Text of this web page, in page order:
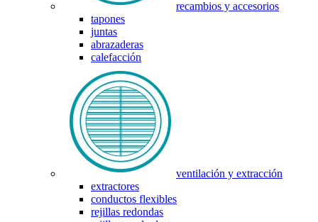
recambios y accesorios
tapones
juntas
abrazaderas
calefacción
ventilación y extracción
extractores
conductos flexibles
rejillas redondas